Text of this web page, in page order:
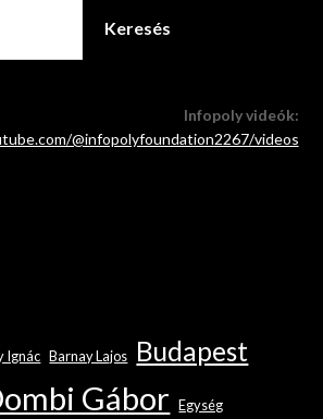
Keresés
Infopoly videók:
@infopolyfoundation2267/videos
Ignác Barnay Lajos Budapest
Gábor Egység